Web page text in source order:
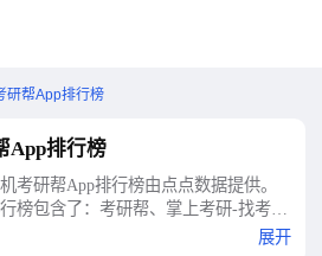
研帮App排行榜
App排行榜
考研帮App排行榜由点点数据提供。
榜包含了：考研帮、掌上考研-找考研
招录数据、疯狂刷题-考试刷题好工具、
展开